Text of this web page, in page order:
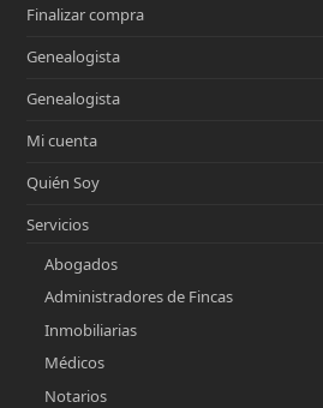
Finalizar compra
Genealogista
Genealogista
Mi cuenta
Quién Soy
Servicios
Abogados
Administradores de Fincas
Inmobiliarias
Médicos
Notarios